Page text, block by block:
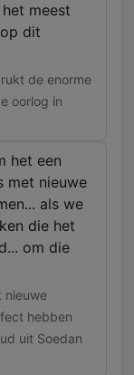
meest
dit
de enorme
oorlog in
het een
met nieuwe
als we
die het
om die
nieuwe
hebben
uit Soedan